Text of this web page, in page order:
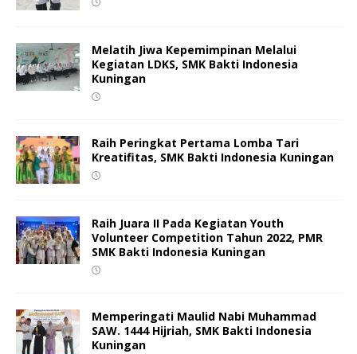
Melatih Jiwa Kepemimpinan Melalui
Kegiatan LDKS, SMK Bakti Indonesia
Kuningan
Raih Peringkat Pertama Lomba Tari
Kreatifitas, SMK Bakti Indonesia Kuningan
Raih Juara II Pada Kegiatan Youth
Volunteer Competition Tahun 2022, PMR
SMK Bakti Indonesia Kuningan
Memperingati Maulid Nabi Muhammad
SAW. 1444 Hijriah, SMK Bakti Indonesia
Kuningan